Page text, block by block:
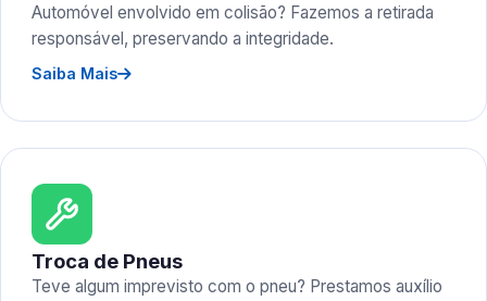
Automóvel envolvido em colisão? Fazemos a retirada
responsável, preservando a integridade.
Saiba Mais
Troca de Pneus
Teve algum imprevisto com o pneu? Prestamos auxílio